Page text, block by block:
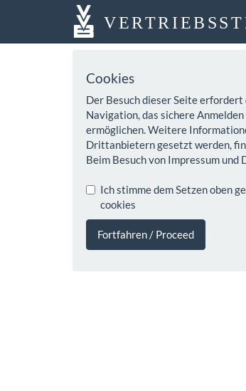
Cookies
Der Besuch dieser Seite
Navigation, das sichere
ermöglichen. Weitere
Drittanbietern gesetzt werden,
Beim Besuch von Impressum
Ich stimme dem Setzen oben
cookies
Fortfahren / Proceed